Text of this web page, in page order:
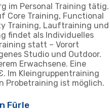
im Personal Training tätig.
Core Training, Functional
Training, Lauftraining und
findet als Individuelles
statt – Vorort
Studio und Outdoor.
Erwachsene. Eine
Im Kleingruppentraining
Probetraining ist möglich.
Fürle